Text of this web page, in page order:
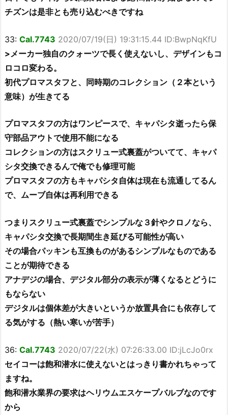
チズンは是非とも売り込むべきですね
33: Cal.7743 2020/07/19(日) 19:31:15.44 ID:BwpNqKfU
>メーカー独自のクォーツで長く使えないし、デザインもコ
ロコロ変わる。
初代プロマスタフと、同時期のコレクション（２本という
意味）が生きてる
プロマスタフの方はワンピースで、キャパシタ逝ったら保
守部品アウトで使用不能になる
コレクションの方はスクリュー式裏蓋がついてて、キャパ
シタ交換できるんで俺でも修理可能
プロマスタフの方もキャパシタ自体は現在も流通してるん
で、ムーブ自体は再利用できる
つまりスクリュー式裏蓋でシンプルな３針やクロノなら、
キャパシタ交換で長期間生き延びる可能性が高い
その場合パッキンも互換ものがあるシンプルなものである
ことが期待できる
アナデジの場合、デジタル部分の表示が薄くなるとどうに
もならない
デジタルは個体差が大きいというか放置具合にも依存して
る気がする（熱い寒いが苦手）
36: Cal.7743 2020/07/22(水) 07:26:33.00 ID:jLcJo0rx
セイコーは飽和潜水に使えないとはっきり書かれちゃって
ますね。
飽和潜水業界の要求はヘリウムエスケープバルブなのです
から